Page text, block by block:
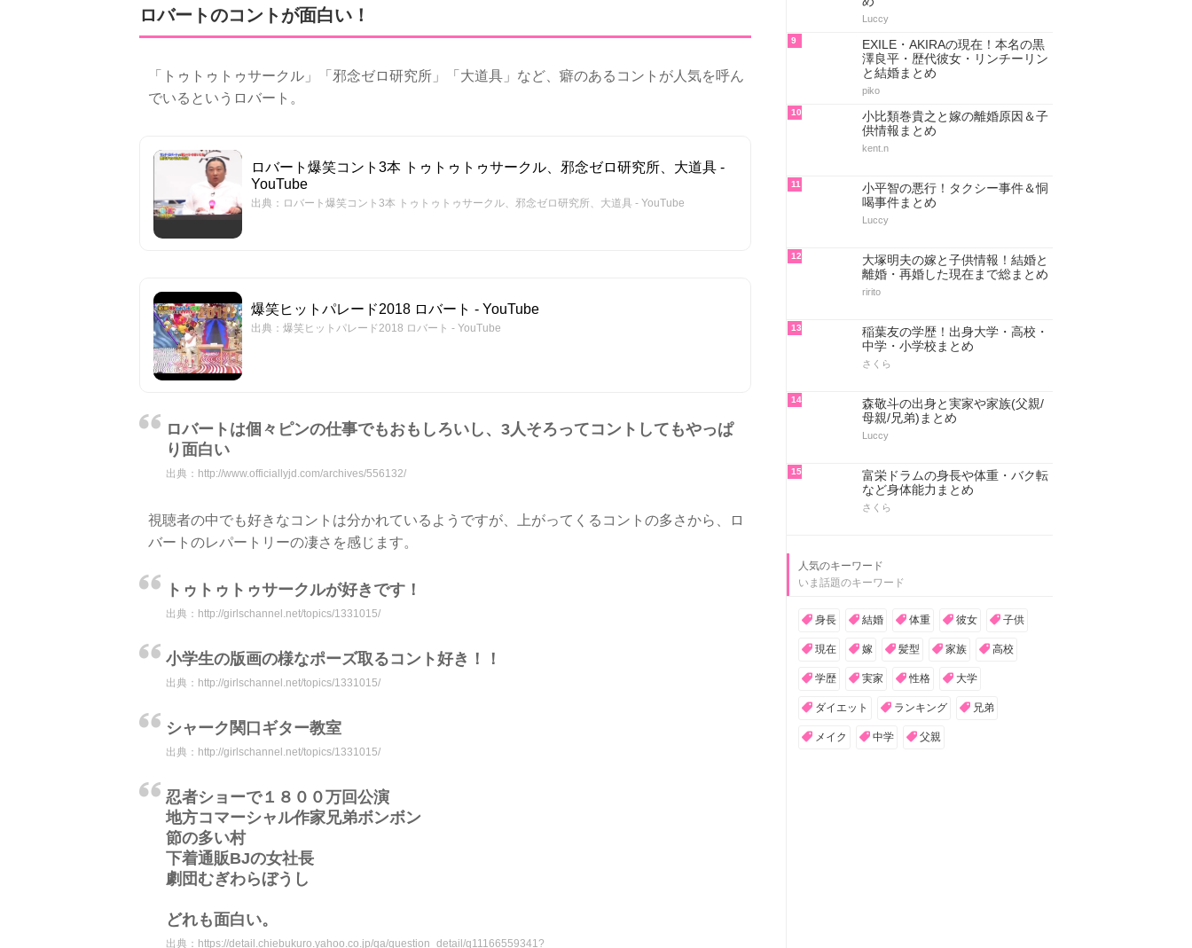
ロバートのコントが面白い！
「トゥトゥトゥサークル」「邪念ゼロ研究所」「大道具」など、癖のあるコントが人気を呼ん
でいるというロバート。
ロバート爆笑コント3本 トゥトゥトゥサークル、邪念ゼロ研究所、大道具 -
YouTube
出典：ロバート爆笑コント3本 トゥトゥトゥサークル、邪念ゼロ研究所、大道具 - YouTube
爆笑ヒットパレード2018 ロバート - YouTube
出典：爆笑ヒットパレード2018 ロバート - YouTube
ロバートは個々ピンの仕事でもおもしろいし、3人そろってコントしてもやっぱ
り面白い
出典： http://www.officiallyjd.com/archives/556132/
視聴者の中でも好きなコントは分かれているようですが、上がってくるコントの多さから、ロ
バートのレパートリーの凄さを感じます。
トゥトゥトゥサークルが好きです！
出典： http://girlschannel.net/topics/1331015/
小学生の版画の様なポーズ取るコント好き！！
出典： http://girlschannel.net/topics/1331015/
シャーク関口ギター教室
出典： http://girlschannel.net/topics/1331015/
忍者ショーで１８００万回公演
地方コマーシャル作家兄弟ボンボン
節の多い村
下着通販BJの女社長
劇団むぎわらぼうし
どれも面白い。
出典： https://detail.chiebukuro.yahoo.co.jp/qa/question_detail/q11166559341?
Luccy
9
EXILE・AKIRAの現在！本名の黒
澤良平・歴代彼女・リンチーリン
と結婚まとめ
piko
10
小比類巻貴之と嫁の離婚原因＆子
供情報まとめ
kent.n
11
小平智の悪行！タクシー事件＆恫
喝事件まとめ
Luccy
12
大塚明夫の嫁と子供情報！結婚と
離婚・再婚した現在まで総まとめ
ririto
13
稲葉友の学歴！出身大学・高校・
中学・小学校まとめ
さくら
14
森敬斗の出身と実家や家族(父親/
母親/兄弟)まとめ
Luccy
15
富栄ドラムの身長や体重・バク転
など身体能力まとめ
さくら
人気のキーワード
いま話題のキーワード
身長 結婚 体重 彼女 子供
現在 嫁 髪型 家族 高校
学歴 実家 性格 大学
ダイエット ランキング 兄弟
メイク 中学 父親